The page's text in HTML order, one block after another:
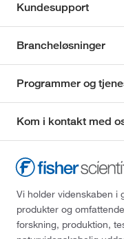
Kundesupport
Brancheløsninger
Programmer og
Kom i kontakt med
Vi holder videnskaben i
produkter og
forskning, produktion,